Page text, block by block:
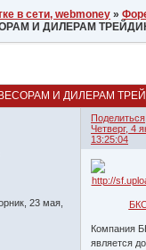
в сети, webmoney »
И ДИЛЕРАМ
И ДИЛЕРАМ
Поделиться
Четверг, 4
13:25:04
23 мая,
Компания
является